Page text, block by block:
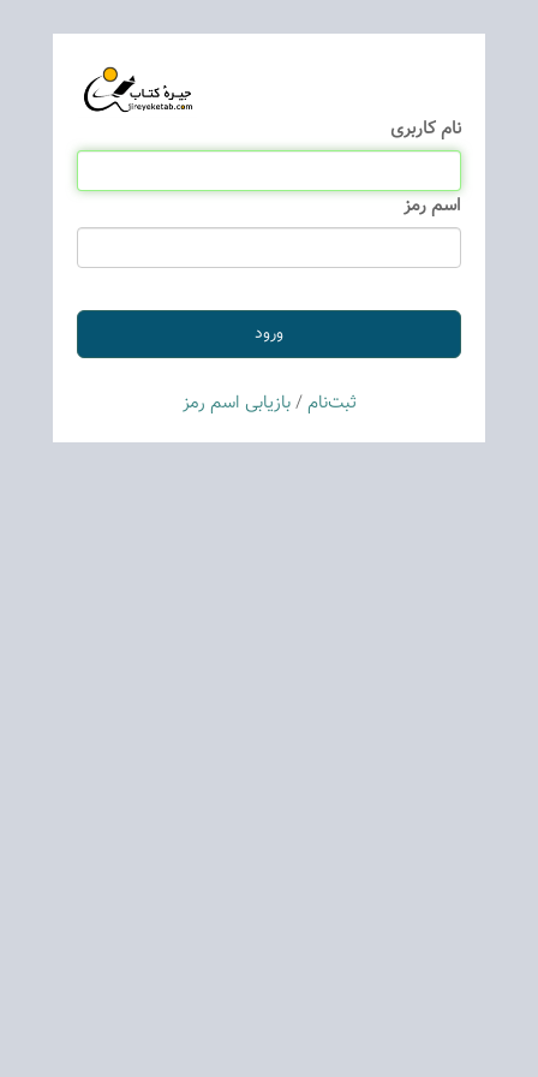
نام كاربری
اسم رمز
ثبت‌نام/بازیابی اسم رمز